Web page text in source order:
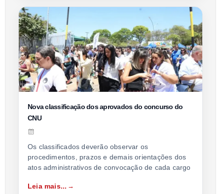
Nova classificação dos aprovados do concurso do
CNU
Os classificados deverão observar os
procedimentos, prazos e demais orientações dos
atos administrativos de convocação de cada cargo
Leia mais...